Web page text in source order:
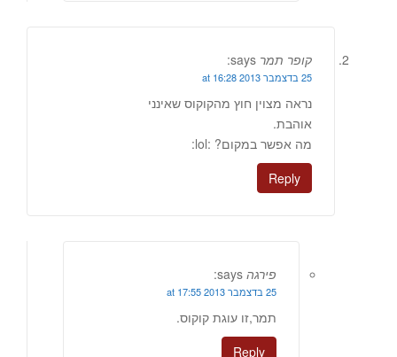
קופר תמר says:
25 בדצמבר 2013 at 16:28
נראה מצוין חוץ מהקוקוס שאינני
אוהבת.
מה אפשר במקום? :lol:
Reply
פירגה says:
25 בדצמבר 2013 at 17:55
תמר,זו עוגת קוקוס.
Reply